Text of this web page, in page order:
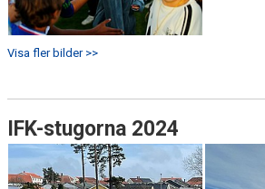
Visa fler bilder >>
IFK-stugorna 2024